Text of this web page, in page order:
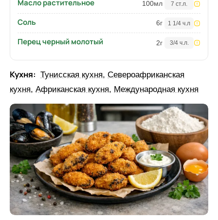
Масло растительное 100мл 7 ст.л.
Соль 6г 1 1/4 ч.л
Перец черный молотый 2г 3/4 ч.л.
Кухня: Тунисская кухня, Североафриканская
кухня, Африканская кухня, Международная кухня